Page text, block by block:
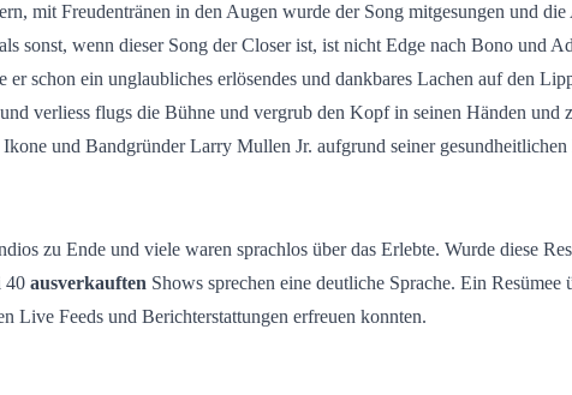
mit Freudentränen in den Augen wurde der Song mitgesungen und
sonst, wenn dieser Song der Closer ist, ist nicht Edge nach Bono und
schon ein unglaubliches erlösendes und dankbares Lachen auf den
verliess flugs die Bühne und vergrub den Kopf in seinen Händen und
und Bandgründer Larry Mullen Jr. aufgrund seiner gesundheitlichen
zu Ende und viele waren sprachlos über das Erlebte. Wurde diese
40 ausverkauften Shows sprechen eine deutliche Sprache. Ein
Live Feeds und Berichterstattungen erfreuen konnten.